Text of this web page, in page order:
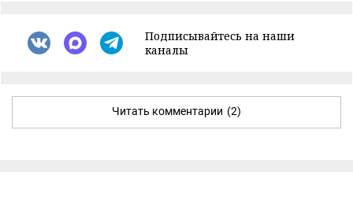
Подписывайтесь на наши
каналы
Читать комментарии (2)